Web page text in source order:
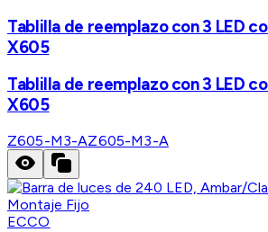
Tablilla de reemplazo con 3 LED
X605
Tablilla de reemplazo con 3 LED
X605
Z605-M3-AZ605-M3-A
ECCO